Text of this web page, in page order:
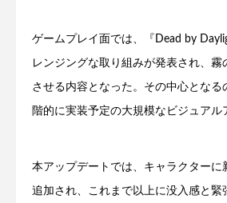
ゲームプレイ面では、『Dead by
レンジングな取り組みが発表され、霧
させる内容となった。その中心となる
階的に実装予定の大規模なビジュアル
本アップデートでは、キャラクターに
追加され、これまで以上に没入感と緊